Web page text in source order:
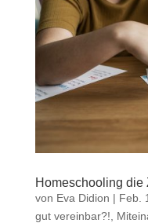
Homeschooling die
von Eva Didion | Feb.
gut vereinbar?!